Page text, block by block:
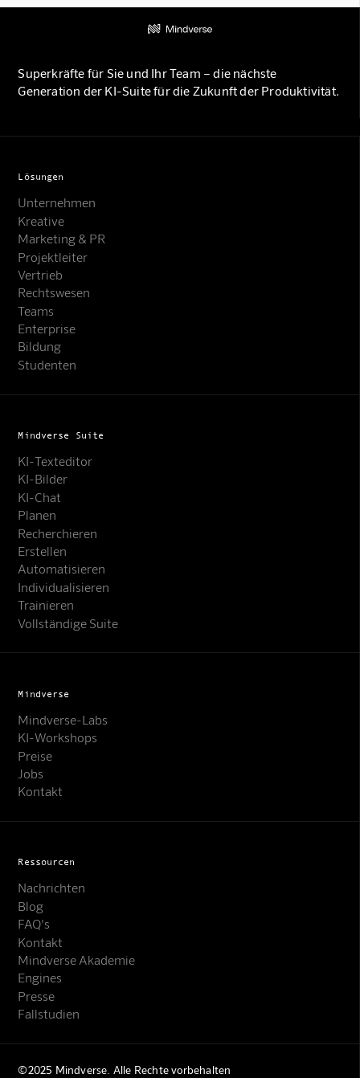
Online · KI-Assistent
Mindverse
Superkräfte für Sie und Ihr Team – die nächste
Generation der KI-Suite für die Zukunft der Produktivität.
Lösungen
Unternehmen
Kreative
Marketing & PR
Projektleiter
Vertrieb
Rechtswesen
Teams
Enterprise
Bildung
Studenten
Mindverse Suite
KI-Texteditor
KI-Bilder
KI-Chat
Planen
Recherchieren
Erstellen
Automatisieren
Individualisieren
Trainieren
Vollständige Suite
Mindverse
Mindverse-Labs
KI-Workshops
Preise
Jobs
Kontakt
Ressourcen
Nachrichten
Blog
FAQ's
Kontakt
Mindverse Akademie
Engines
Presse
Fallstudien
©2025 Mindverse. Alle Rechte vorbehalten